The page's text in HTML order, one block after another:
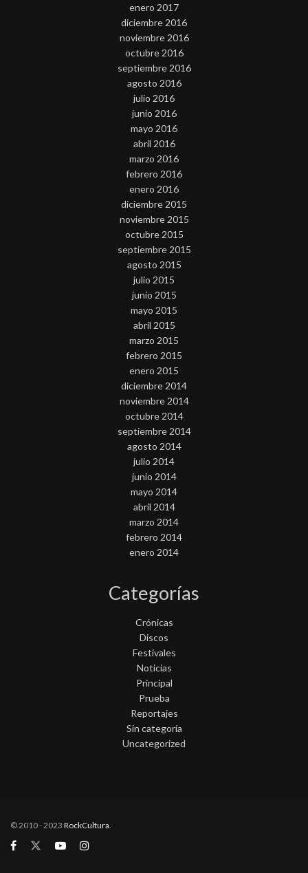
enero 2017
diciembre 2016
noviembre 2016
octubre 2016
septiembre 2016
agosto 2016
julio 2016
junio 2016
mayo 2016
abril 2016
marzo 2016
febrero 2016
enero 2016
diciembre 2015
noviembre 2015
octubre 2015
septiembre 2015
agosto 2015
julio 2015
junio 2015
mayo 2015
abril 2015
marzo 2015
febrero 2015
enero 2015
diciembre 2014
noviembre 2014
octubre 2014
septiembre 2014
agosto 2014
julio 2014
junio 2014
mayo 2014
abril 2014
marzo 2014
febrero 2014
enero 2014
Categorías
Crónicas
Discos
Festivales
Noticias
Principal
Prueba
Reportajes
Sin categoría
Uncategorized
© 2010 - 2023 RockCultura